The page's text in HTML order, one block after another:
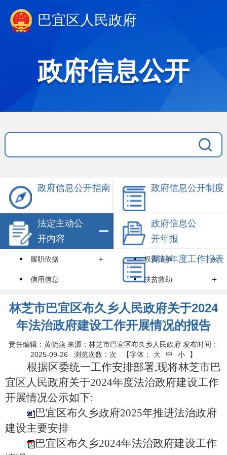
巴宜区人民政府
政府信息公开
政府信息公开指南 政府信息公开制度
法定主动公
开内容
履职依据 + 权责清单 +
信用信息 扶贫救助 +
就业创业 住房保障
环境保护 + 教育招生
医疗卫生 食品药品安全
价格和收费 安全生产
机关简介 + 规划计划
统计信息
通知公告
行政事业性收费 政府采购
政府信息公
开年报
网站年度工作报表
林芝市巴宜区布久乡人民政府关于2024
年法治政府建设工作开展情况的报告
责任编辑：黄晓燕 来源：林芝市巴宜区布久乡人民政府 发布时间：
2025-09-26 浏览次数： 次 【字体： 大 中 小 】
根据区委统一工作安排部署,现将林芝市巴
宜区人民政府关于2024年度法治政府建设工作
开展情况公示如下:
巴宜区布久乡政府2025年推进法治政府
建设主要安排
巴宜区布久乡2024年法治政府建设工作